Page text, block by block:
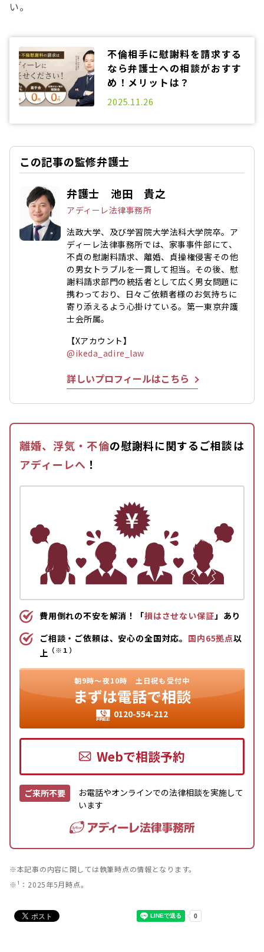
い。
不倫相手に慰謝料を請求する
なら弁護士への相談がおすす
め！メリットは？
2025.03.25
2025.11.26
この記事の監修弁護士
弁護士 池田 貴之
アディーレ法律事務所
法政大学、及び学習院大学法科大学院卒。ア
ディーレ法律事務所では、家事事件部にて、
不貞の慰謝料請求、離婚、貞操権侵害その他
の男女トラブルを一貫して担当。その後、慰
謝料請求部門の統括者として広く男女問題に
携わっており、日々ご依頼者様のお気持ちに
寄り添えるよう心掛けている。第一東京弁護
士会所属。
【Xアカウント】
@ikeda_adire_law
詳しいプロフィールはこちら
離婚、浮気・不倫の慰謝料に関するご相談は
アディーレへ ！
費用倒れの不安を解消！「損はさせない保証 」あり
ご相談・ご依頼は、安心の全国対応。 国内65拠点以
上 （※１）
朝9時〜夜10時 土日祝も受付中
まずは電話で相談
0120-554-212
Webで相談予約
ご来所不要
お電話やオンラインでの法律相談を実施して
います
※本記事の内容に関しては執筆時点の情報となります。
※¹：2025年5月時点。